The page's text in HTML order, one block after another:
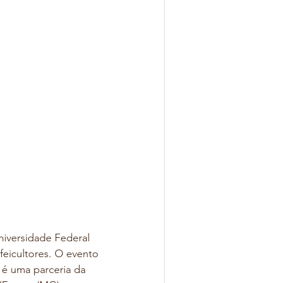
Federal
O evento
uma parceria da